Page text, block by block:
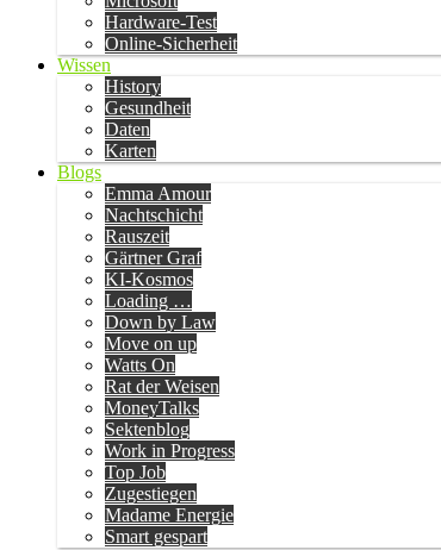
Hardware-Test
Online-Sicherheit
Wissen
History
Gesundheit
Daten
Karten
Blogs
Emma Amour
Nachtschicht
Rauszeit
Gärtner Graf
KI-Kosmos
Loading …
Down by Law
Move on up
Watts On
Rat der Weisen
MoneyTalks
Sektenblog
Work in Progress
Top Job
Zugestiegen
Madame Energie
Smart gespart